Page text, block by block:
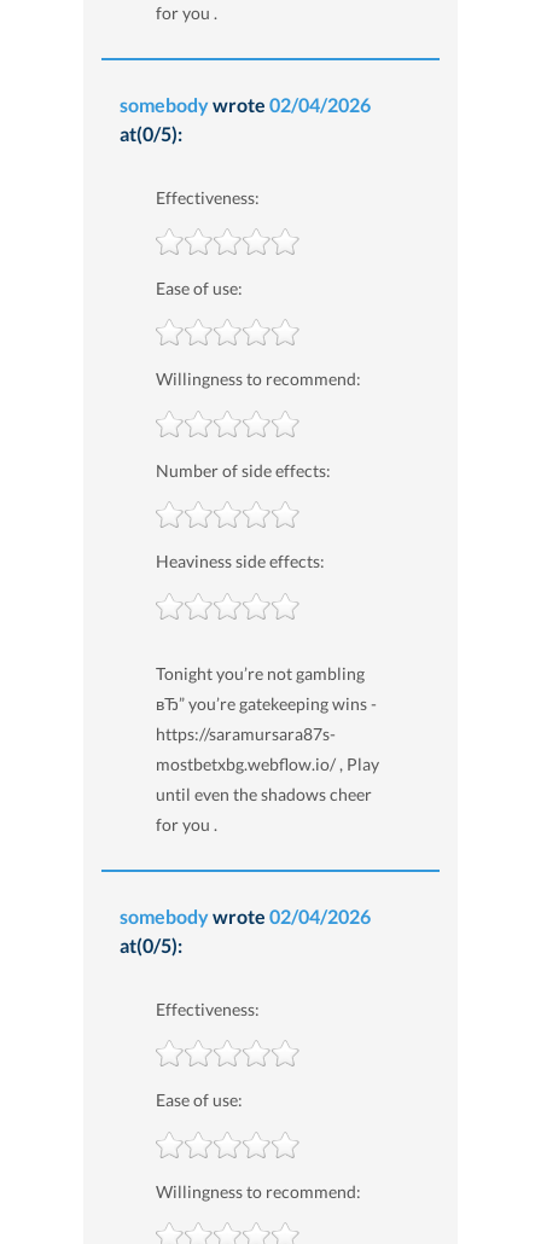
for you .
somebodywrote 02/04/2026
at(0/5):
Effectiveness:
Ease of use:
Willingness to recommend:
Number of side effects:
Heaviness side effects:
Tonight you’re not gambling
вЂ” you’re gatekeeping wins -
https://saramursara87s-
mostbetxbg.webflow.io/ , Play
until even the shadows cheer
for you .
somebodywrote 02/04/2026
at(0/5):
Effectiveness:
Ease of use:
Willingness to recommend: